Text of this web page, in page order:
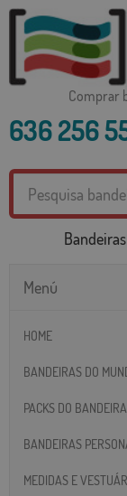
Comprar
636 256
Menú
HOME
BANDEIRAS DO
PACKS DO
BANDEIRAS
MEDIDAS E